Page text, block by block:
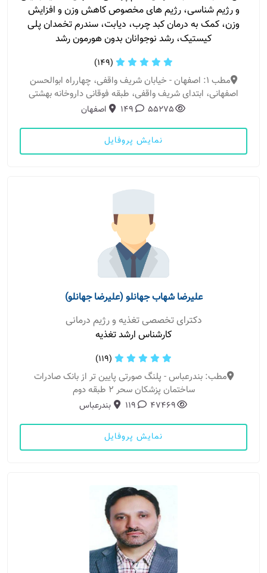
و رژیم شناسی، رژیم های مخصوص کاهش وزن و افزایش
وزن، کمک به درمان کبد چرب، دیابت، سندرم تخمدان پلی
کیستیک، رشد نوجوانان بدون هورمون رشد
(149)
مطب 1: اصفهان - خیابان شریف واقفی، چهارراه ابوالحسن
اصفهانی، ابتدای شریف واقفی، طبقه فوقانی داروخانه بهشتی
55275
149 اصفهان
نمایش پروفایل
علیرضا شهاب جهانلو (علیرضا جهانلو)
دکترای تخصصی تغذیه و رژیم درمانی
کارشناس ارشد تغذیه
(119)
مطب: بندرعباس - پلنگ صورتی پایین تر از بانک صادرات
ساختمان پزشکان سحر 2 طبقه دوم
47469
119 بندرعباس
نمایش پروفایل